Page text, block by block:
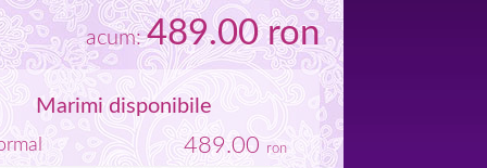
acum:489.00ron
Marimi disponibile
489.00 ron